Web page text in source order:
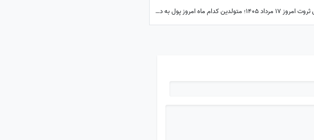
فال شانس ثروت امروز 17 مرداد 1405؛ متولدین کدام ماه امروز پول به دستشان می‌رسد؟ شاید شانس امروز با تو یار باشه😍💲💸💰واریزی غیرمنتظره در راهه...